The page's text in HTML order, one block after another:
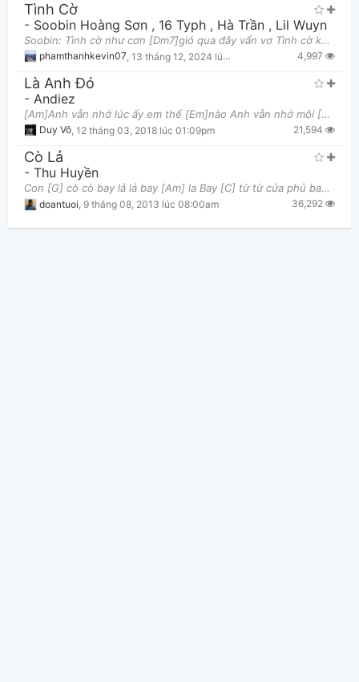
Tình Cờ
- Soobin Hoàng Sơn , 16 Typh , Hà Trần , Lil Wuyn
Soobin: Tình cờ như cơn [Dm7]gió qua đây vẩn vơ Tình cờ không [G]biết tim anh thẫn thờ Biết đâu [
phamthanhkevin07 13 tháng 12, 2024 lúc 02:27am 4,997
Là Anh Đó
- Andiez
[Am]Anh vẫn nhớ lúc ấy em thế [Em]nào Anh vẫn nhớ môi [C]em ngọt ngào thế nào [F]Người nói .... Lờ
Duy Võ 12 tháng 03, 2018 lúc 01:09pm 21,594
Cò Lả
- Thu Huyền
Con [G] cò cò bay lả lả bay [Am] la Bay [C] từ từ cửa phủ bay [Am] ra ra cánh [C] đồng Tình tính t
doantuoi 9 tháng 08, 2013 lúc 08:00am 36,292